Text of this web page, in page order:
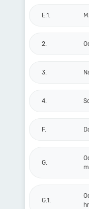
E.1.
2.
3.
4.
F.
G.
G.1.